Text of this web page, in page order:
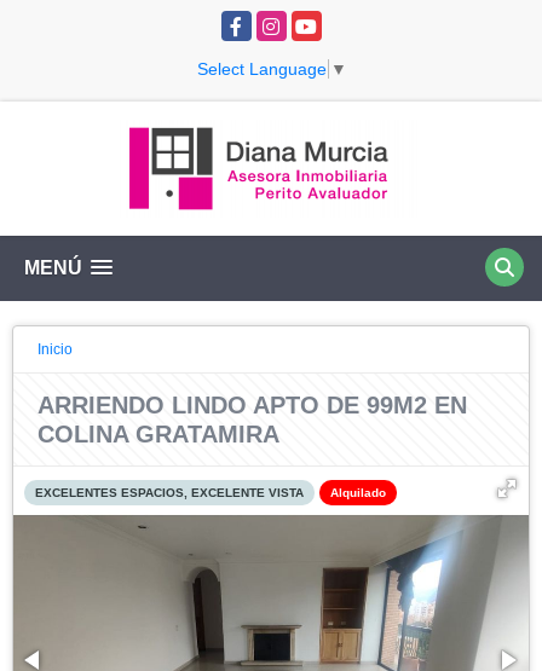
Facebook
InstagramYouTube
Select Language ▼
MENÚ
Inicio
ARRIENDO LINDO APTO DE 99M2 EN
COLINA GRATAMIRA
EXCELENTES ESPACIOS, EXCELENTE VISTA Alquilado